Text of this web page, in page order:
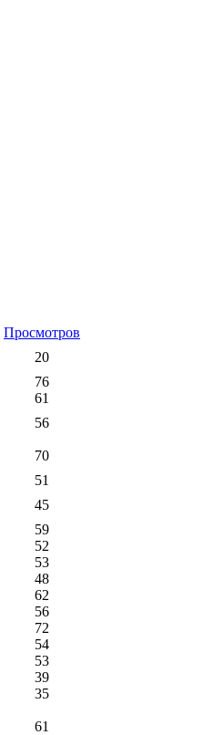
Просмотров
20
76
61
56
70
51
45
59
52
53
48
62
56
72
54
53
39
35
61